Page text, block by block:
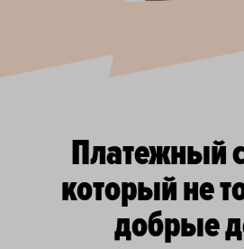
Платежный
который не
добрые